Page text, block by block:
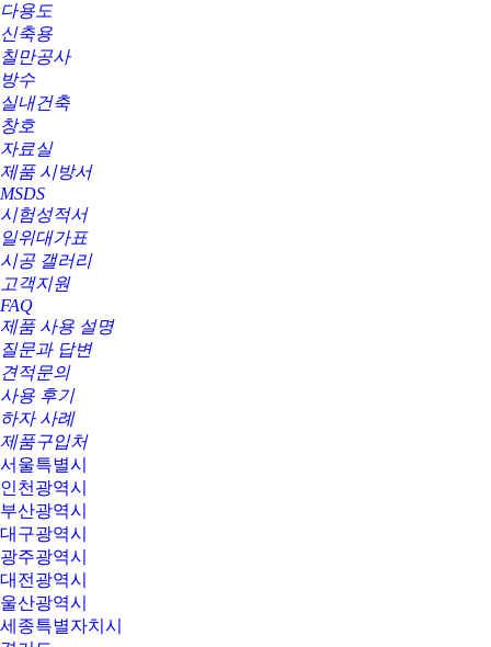
다용도
신축용
칠만공사
방수
실내건축
창호
자료실
제품 시방서
MSDS
시험성적서
일위대가표
시공 갤러리
고객지원
FAQ
제품 사용 설명
질문과 답변
견적문의
사용 후기
하자 사례
제품구입처
서울특별시
인천광역시
부산광역시
대구광역시
광주광역시
대전광역시
울산광역시
세종특별자치시